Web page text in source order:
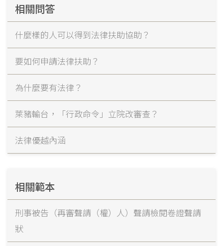
相關問答
什麼樣的人可以得到法律扶助協助？
要如何申請法律扶助？
為什麼要有法律？
萊豬輸台，「行政命令」立院改審查？
法律優越內涵
相關範本
刑事被告（再審聲請（權）人）聲請檢閱卷證聲請
狀